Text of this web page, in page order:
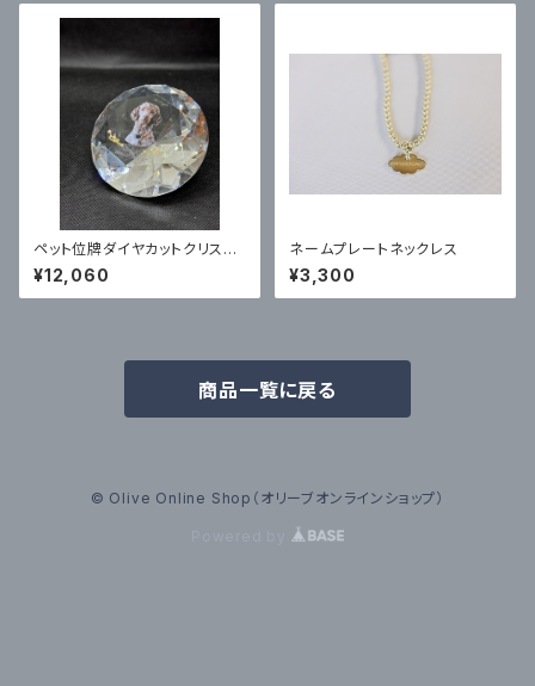
ペット位牌ダイヤカットクリスタ
ル
¥12,060
ネームプレートネックレス
¥3,300
商品一覧に戻る
© Olive Online Shop（オリーブオンラインショップ）